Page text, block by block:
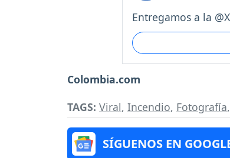
Entregamos a la
Colombia.com
TAGS: Viral, Incendio, Fotografía,
SÍGUENOS EN